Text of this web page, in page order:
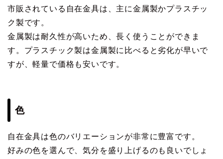
市販されている自在金具は、主に金属製かプラスチッ
ク製です。
金属製は耐久性が高いため、長く使うことができま
す。プラスチック製は金属製に比べると劣化が早いで
すが、軽量で価格も安いです。
色
自在金具は色のバリエーションが非常に豊富です。
好みの色を選んで、気分を盛り上げるのも良いでしょ